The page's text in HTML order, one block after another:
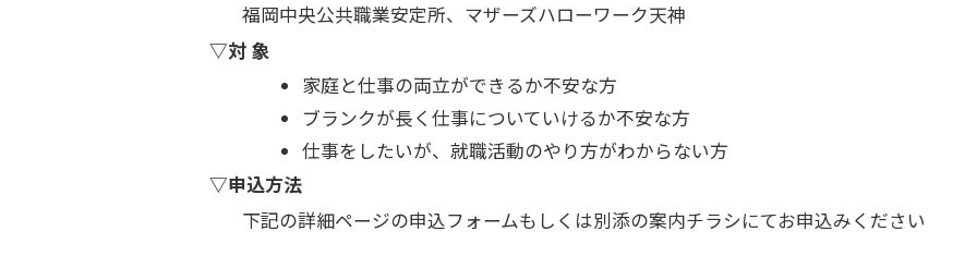
福岡中央公共職業安定所、マザーズハローワーク天神
▽対 象
家庭と仕事の両立ができるか不安な方
ブランクが長く仕事についていけるか不安な方
仕事をしたいが、就職活動のやり方がわからない方
▽申込方法
下記の詳細ページの申込フォームもしくは別添の案内チラシにてお申込みください